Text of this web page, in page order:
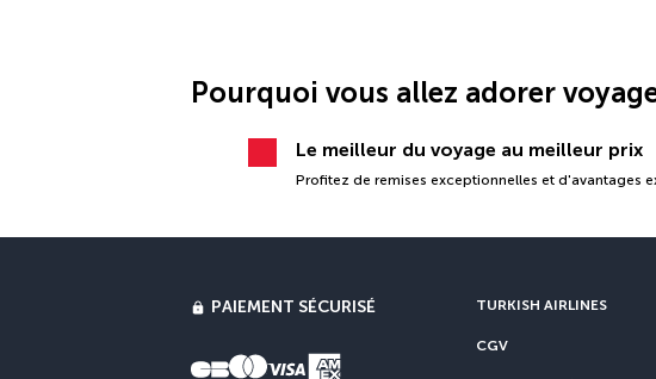
Pourquoi vous allez adorer
Le meilleur du voyage au meilleur prix
Profitez de remises exceptionnelles et d'avantages
PAIEMENT SÉCURISÉ TURKISH AIRLINES
CGV